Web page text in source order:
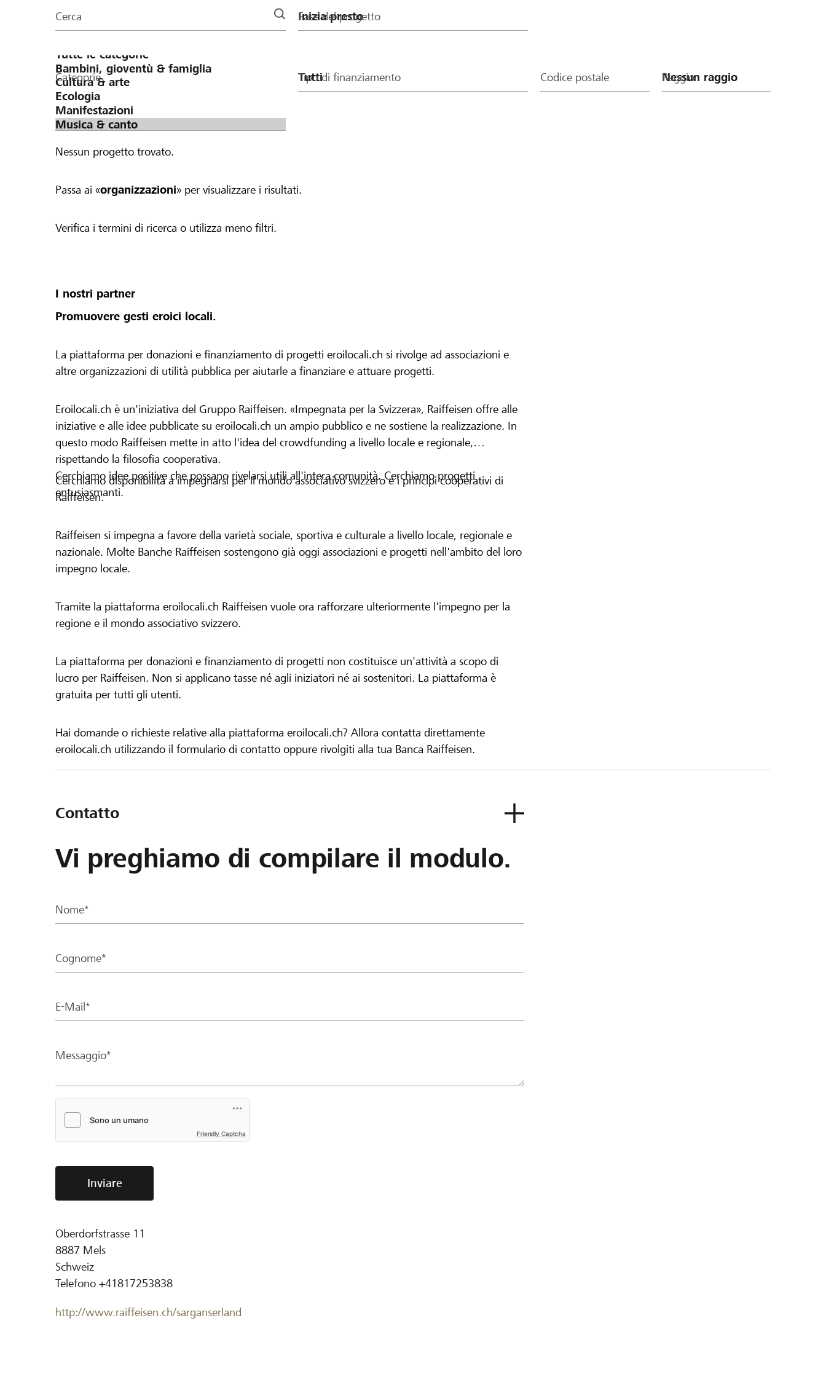
della
Cerca Fase del progetto
Categorie Tipo di finanziamento Codice postale Raggio
Nessun progetto trovato.
Passa ai «organizzazioni» per visualizzare i risultati.
Verifica i termini di ricerca o utilizza meno filtri.
I nostri partner
Promuovere gesti eroici locali.
La piattaforma per donazioni e finanziamento di progetti eroilocali.ch si rivolge ad associazioni e
altre organizzazioni di utilità pubblica per aiutarle a finanziare e attuare progetti.
Eroilocali.ch è un'iniziativa del Gruppo Raiffeisen. «Impegnata per la Svizzera», Raiffeisen offre alle
iniziative e alle idee pubblicate su eroilocali.ch un ampio pubblico e ne sostiene la realizzazione. In
questo modo Raiffeisen mette in atto l'idea del crowdfunding a livello locale e regionale,
rispettando la filosofia cooperativa.
Cerchiamo idee positive che possano rivelarsi utili all'intera comunità. Cerchiamo progetti
entusiasmanti.
Cerchiamo disponibilità a impegnarsi per il mondo associativo svizzero e i principi cooperativi di
Raiffeisen.
Raiffeisen si impegna a favore della varietà sociale, sportiva e culturale a livello locale, regionale e
nazionale. Molte Banche Raiffeisen sostengono già oggi associazioni e progetti nell'ambito del loro
impegno locale.
Tramite la piattaforma eroilocali.ch Raiffeisen vuole ora rafforzare ulteriormente l'impegno per la
regione e il mondo associativo svizzero.
La piattaforma per donazioni e finanziamento di progetti non costituisce un'attività a scopo di
lucro per Raiffeisen. Non si applicano tasse né agli iniziatori né ai sostenitori. La piattaforma è
gratuita per tutti gli utenti.
Hai domande o richieste relative alla piattaforma eroilocali.ch? Allora contatta direttamente
eroilocali.ch utilizzando il formulario di contatto oppure rivolgiti alla tua Banca Raiffeisen.
Contatto
Vi preghiamo di compilare il modulo.
Nome*
Cognome*
E-Mail*
Messaggio*
Friendly Captcha
Inviare
Oberdorfstrasse 11
8887 Mels
Schweiz
Telefono +41817253838
http://www.raiffeisen.ch/sarganserland